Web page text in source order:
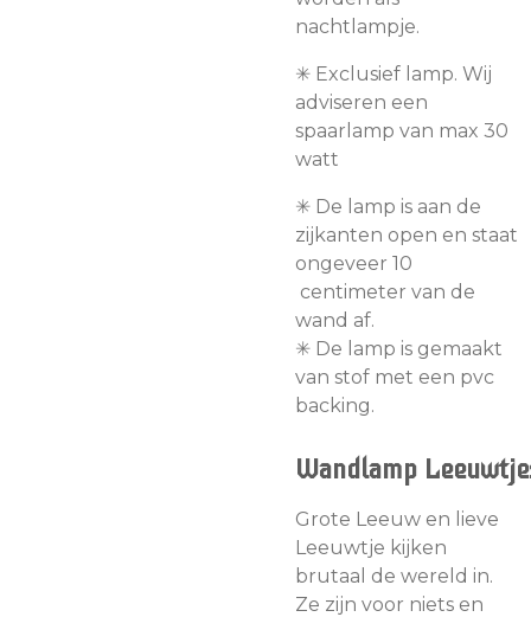
nachtlampje.
✳︎ Exclusief lamp. Wij
adviseren een
spaarlamp van max 30
watt
✳︎ De lamp is aan de
zijkanten open en staat
ongeveer 10
centimeter van de
wand af.
✳︎ De lamp is gemaakt
van stof met een pvc
backing.
Wandlamp
Grote Leeuw en lieve
Leeuwtje kijken
brutaal de wereld in.
Ze zijn voor niets en